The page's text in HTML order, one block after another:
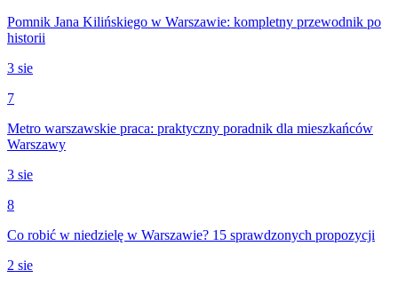
Pomnik Jana Kilińskiego w Warszawie: kompletny przewodnik po
historii
3 sie
7
Metro warszawskie praca: praktyczny poradnik dla mieszkańców
Warszawy
3 sie
8
Co robić w niedzielę w Warszawie? 15 sprawdzonych propozycji
2 sie